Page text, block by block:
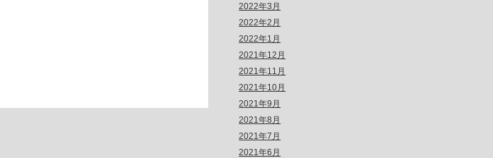
2022年3月
2022年2月
2022年1月
2021年12月
2021年11月
2021年10月
2021年9月
2021年8月
2021年7月
2021年6月